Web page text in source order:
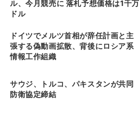
ル、今月競売に 落札予想価格は1千万
ドル
ドイツでメルツ首相が辞任計画と主
張する偽動画拡散、背後にロシア系
情報工作組織
サウジ、トルコ、パキスタンが共同
防衛協定締結